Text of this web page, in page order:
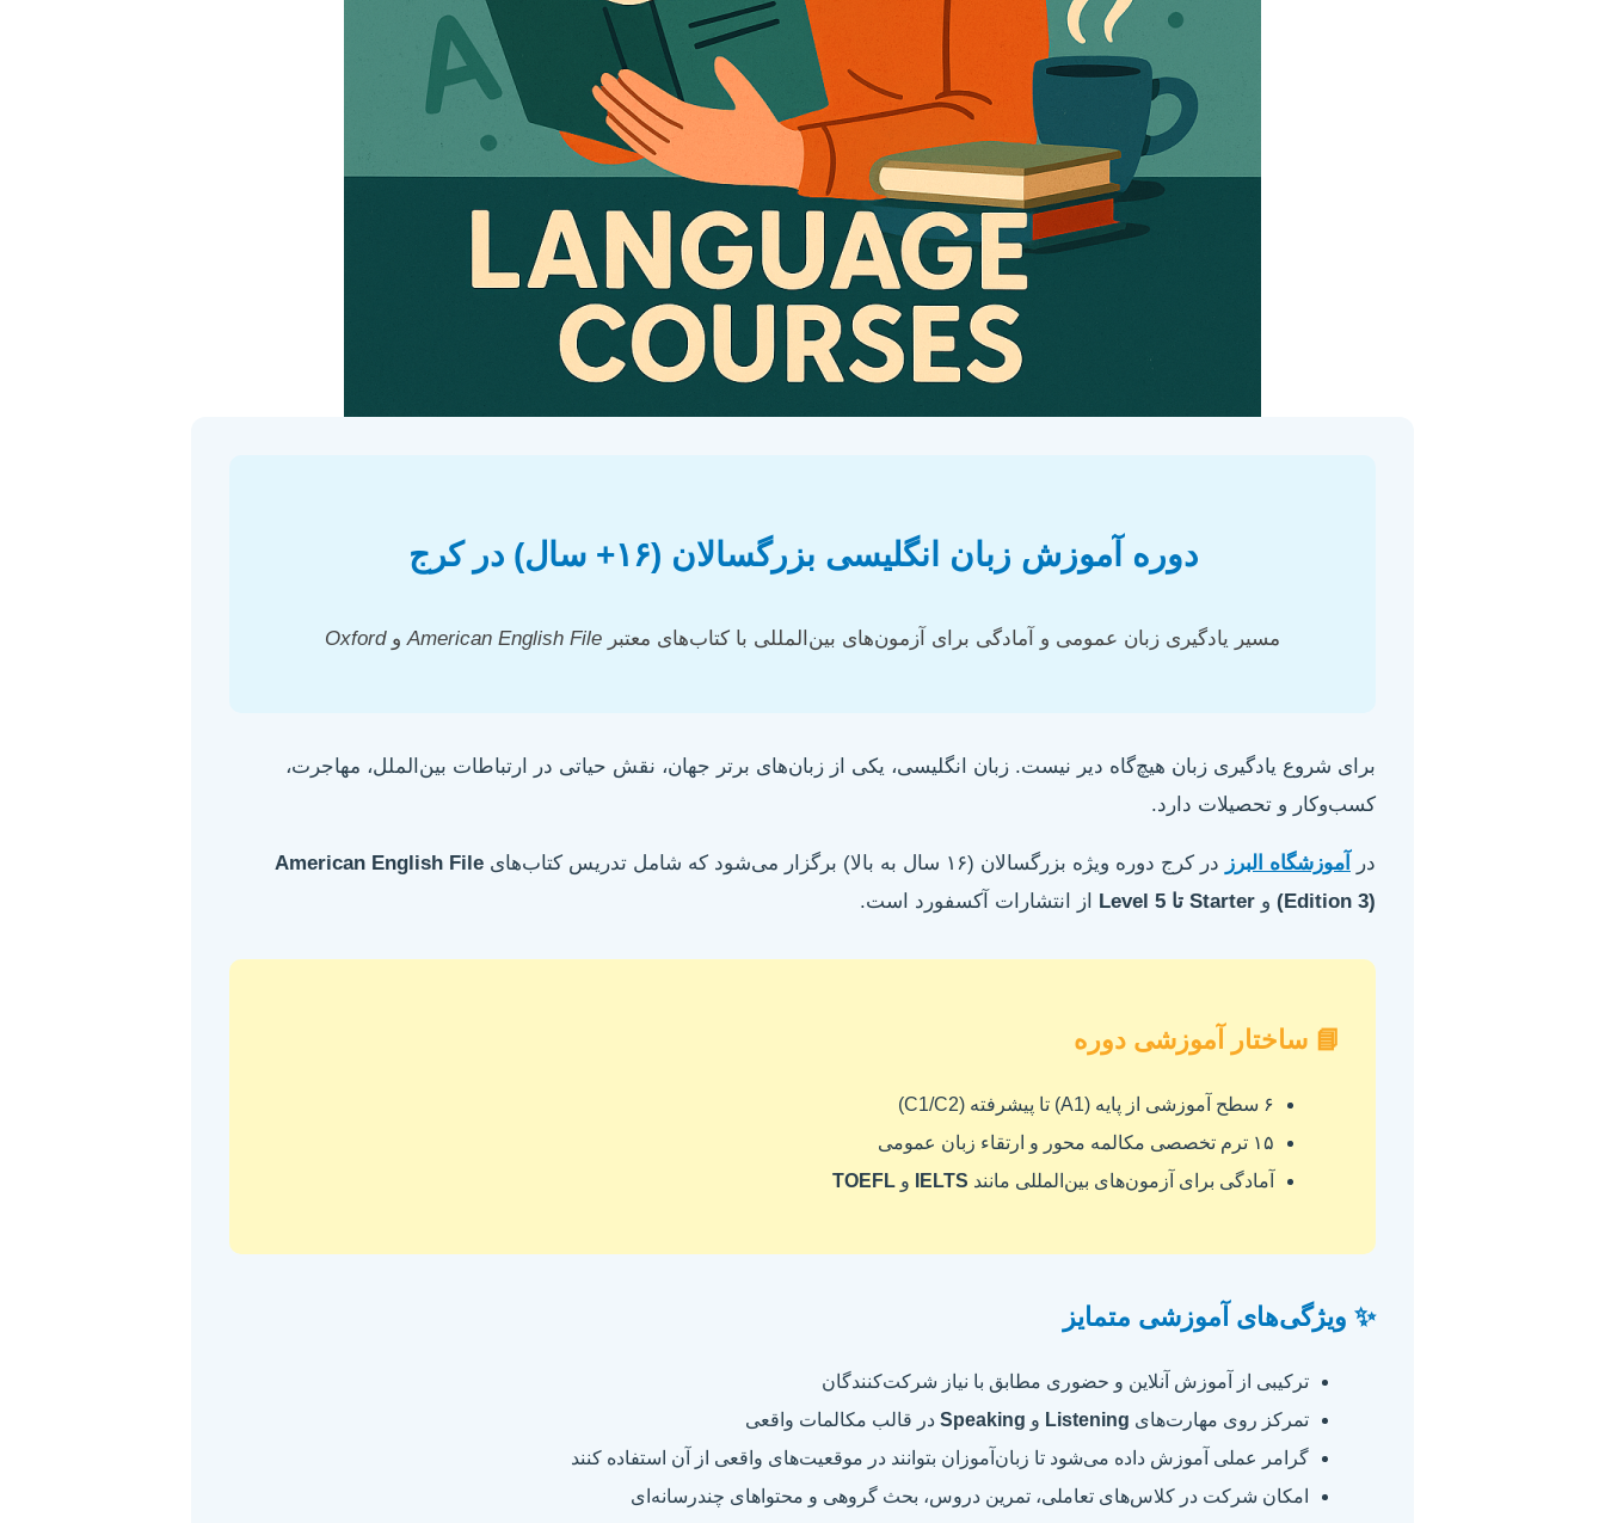
دوره آموزش زبان انگلیسی بزرگسالان (۱۶+ سال) در کرج
مسیر یادگیری زبان عمومی و آمادگی برای آزمون‌های بین‌المللی با کتاب‌های معتبر American English FileوOxford
برای شروع یادگیری زبان هیچ‌گاه دیر نیست. زبان انگلیسی، یکی از زبان‌های برتر جهان، نقش حیاتی در ارتباطات بین‌الملل، مهاجرت،
کسب‌وکار و تحصیلات دارد.
در آموزشگاه البرز در کرج دوره ویژه بزرگسالان (۱۶ سال به بالا) برگزار می‌شود که شامل تدریس کتاب‌های
American English File
(Edition 3) و Starter تا Level 5 از انتشارات آکسفورد است.
📘 ساختار آموزشی دوره
۶ سطح آموزشی از پایه (A1) تا پیشرفته (C1/C2)
۱۵ ترم تخصصی مکالمه محور و ارتقاء زبان عمومی
آمادگی برای آزمون‌های بین‌المللی مانند IELTS و TOEFL
✨ ویژگی‌های آموزشی متمایز
ترکیبی از آموزش آنلاین و حضوری مطابق با نیاز شرکت‌کنندگان
تمرکز روی مهارت‌های Listening و Speaking در قالب مکالمات واقعی
گرامر عملی آموزش داده می‌شود تا زبان‌آموزان بتوانند در موقعیت‌های واقعی از آن استفاده کنند
امکان شرکت در کلاس‌های تعاملی، تمرین دروس، بحث گروهی و محتواهای چندرسانه‌ای